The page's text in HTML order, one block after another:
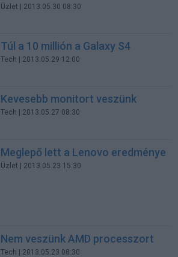
Üzlet | 2013.05.30 08:30
Túl a 10 millión a Galaxy S4
Tech | 2013.05.29 12:00
Kevesebb monitort veszünk
Tech | 2013.05.27 08:30
Meglepő lett a Lenovo eredménye
Üzlet | 2013.05.23 15:30
Nem veszünk AMD processzort
Tech | 2013.05.23 08:30